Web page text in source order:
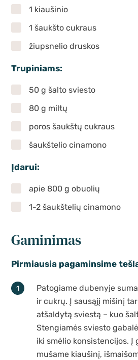
1 kiaušinio
1 šaukšto cukraus
žiupsnelio druskos
Trupiniams:
50 g šalto sviesto
80 g miltų
poros šaukštų cukraus
šaukštelio cinamono
Įdarui:
apie 800 g obuolių
1-2 šaukštelių cinamono
Gaminimas
Pirmiausia pagaminsime
Patogiame dubenyje
ir cukrų. Į sausąjį mišinį
atšaldytą sviestą – kuo
Stengiamės sviesto
iki smėlio konsistencijos. Į
mušame kiaušinį,